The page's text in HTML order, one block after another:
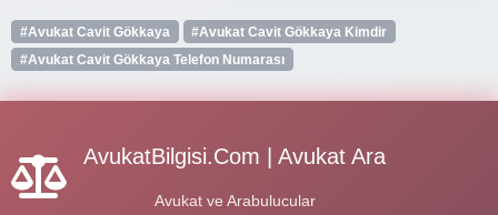
#Avukat Cavit Gökkaya
#Avukat Cavit Gökkaya Kimdir
#Avukat Cavit Gökkaya Telefon Numarası
AvukatBilgisi.Com | Avukat Ara
Avukat ve Arabulucular